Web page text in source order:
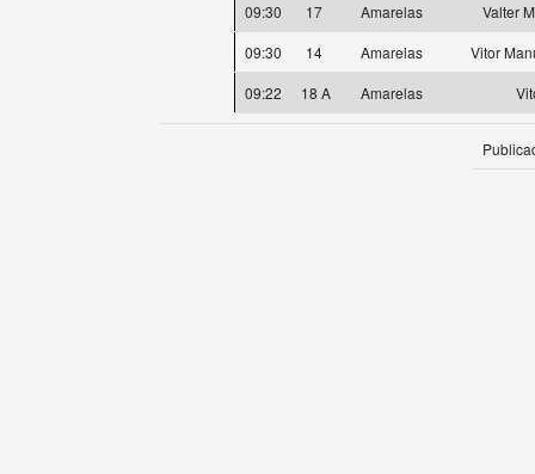
09:30
17 Amarelas
Valter
09:30
14 Amarelas
Vitor
09:22
18 A Amarelas